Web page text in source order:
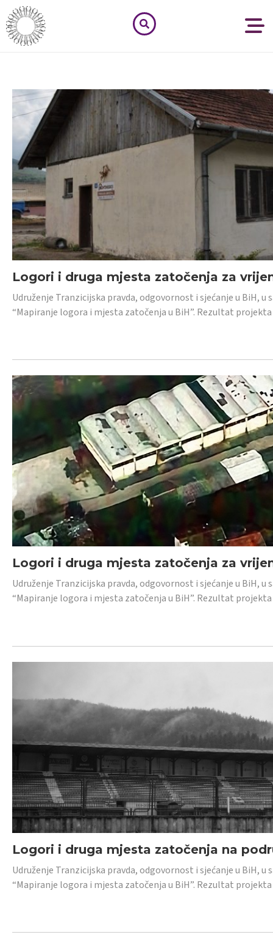
Logori i druga mjesta zatočenja za
Udruženje Tranzicijska pravda, odgovornost i sjećanje u BiH,
“Mapiranje logora i mjesta zatočenja u BiH”. Rezultat
Logori i druga mjesta zatočenja za
Udruženje Tranzicijska pravda, odgovornost i sjećanje u BiH,
“Mapiranje logora i mjesta zatočenja u BiH”. Rezultat
Logori i druga mjesta zatočenja na
Udruženje Tranzicijska pravda, odgovornost i sjećanje u BiH,
“Mapiranje logora i mjesta zatočenja u BiH”. Rezultat